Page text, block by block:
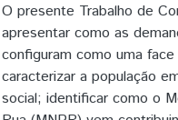
O presente Trabalho de
apresentar como as
configuram como uma
caracterizar a população
social; identificar como o